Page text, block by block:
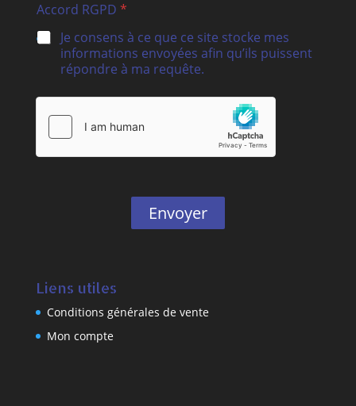
Accord RGPD *
Je consens à ce que ce site stocke mes
informations envoyées afin qu’ils puissent
répondre à ma requête.
Envoyer
Liens utiles
Conditions générales de vente
Mon compte